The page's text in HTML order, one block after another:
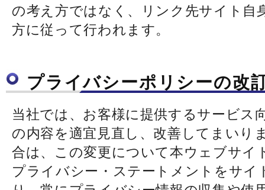
の考え方ではなく、リンク先サイト自
方に従って行われます。
プライバシーポリシーの改
当社では、お客様に提供するサービス
の内容を適宜見直し、改善してまいり
合は、この変更について本ウェブサイ
プライバシー・ステートメントをサイ